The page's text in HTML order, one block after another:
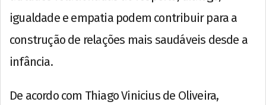
igualdade e empatia podem contribuir para a
construção de relações mais saudáveis desde a
infância.
De acordo com Thiago Vinicius de Oliveira,